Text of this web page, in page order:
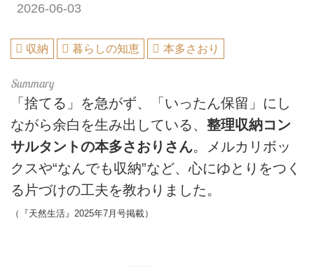
2026-06-03
収納 暮らしの知恵 本多さおり
「捨てる」を急がず、「いったん保留」にし
ながら余白を生み出している、 整理収納コン
サルタントの本多さおりさん。メルカリボッ
クスや“なんでも収納”など、心にゆとりをつく
る片づけの工夫を教わりました。
（『天然生活』2025年7月号掲載）